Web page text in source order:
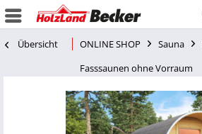
Übersicht ONLINE SHOP Sauna
Fasssaunen ohne Vorraum